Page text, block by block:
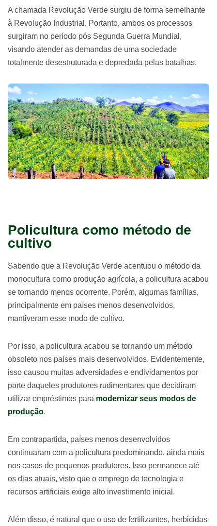
A chamada Revolução Verde surgiu de forma semelhante
à Revolução Industrial. Portanto, ambos os processos
surgiram no período pós Segunda Guerra Mundial,
visando atender as demandas de uma sociedade
totalmente desestruturada e depredada pelas batalhas.
Policultura como método de
cultivo
Sabendo que a Revolução Verde acentuou o método da
monocultura como produção agrícola, a policultura acabou
se tornando menos ocorrente. Porém, algumas famílias,
principalmente em países menos desenvolvidos,
mantiveram esse modo de cultivo.
Por isso, a policultura acabou se tornando um método
obsoleto nos países mais desenvolvidos. Evidentemente,
isso causou muitas adversidades e endividamentos por
parte daqueles produtores rudimentares que decidiram
utilizar empréstimos para modernizar seus modos de
produção.
Em contrapartida, países menos desenvolvidos
continuaram com a policultura predominando, ainda mais
nos casos de pequenos produtores. Isso permanece até
os dias atuais, visto que o emprego de tecnologia e
recursos artificiais exige alto investimento inicial.
Além disso, é natural que o uso de fertilizantes, herbicidas